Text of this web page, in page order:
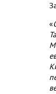
«